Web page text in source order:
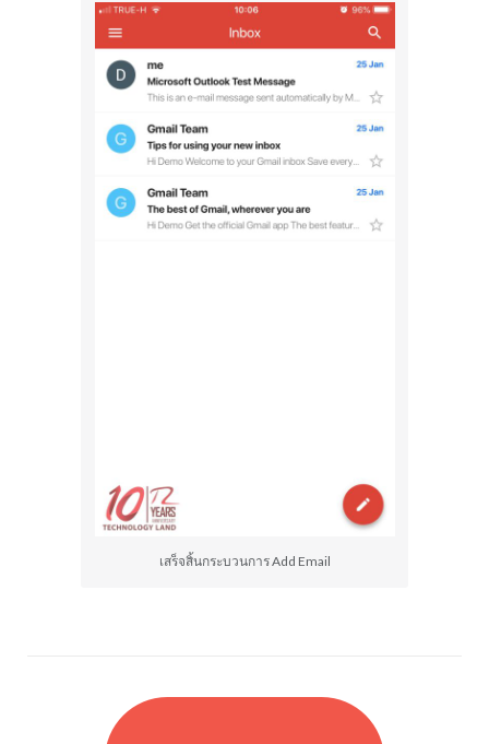
เสร็จสิ้นกระบวนการ Add Email